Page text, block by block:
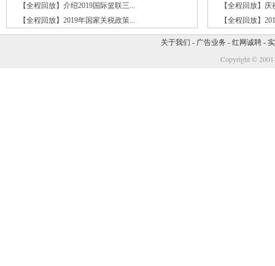
【全程回放】介绍2019国际篮联三...
【全程回放】2019年国家关税政策...
【全程回放】
【全程回放】
关于我们 - 广告业务 - 红网诚聘-
Copyright ©